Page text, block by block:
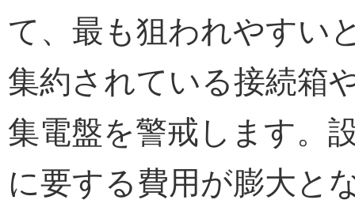
て、最も狙われやすい
集約されている接続箱
集電盤を警戒します。
に要する費用が膨大と